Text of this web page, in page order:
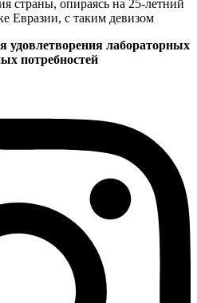
страны, опираясь на 25-летний
Евразии, с таким девизом:
лабораторных
потребностей